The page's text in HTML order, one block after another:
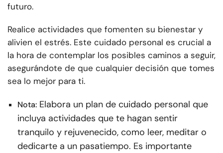
futuro.
Realice actividades que fomenten su bienestar y
alivien el estrés. Este cuidado personal es crucial a
la hora de contemplar los posibles caminos a seguir,
asegurándote de que cualquier decisión que tomes
sea lo mejor para ti.
Nota: Elabora un plan de cuidado personal que
incluya actividades que te hagan sentir
tranquilo y rejuvenecido, como leer, meditar o
dedicarte a un pasatiempo. Es importante